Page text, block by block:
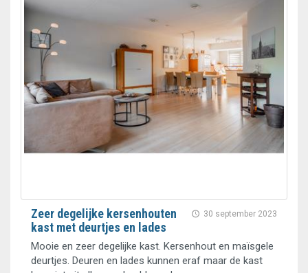
30 september 2023
Zeer degelijke kersenhouten
kast met deurtjes en lades
Mooie en zeer degelijke kast. Kersenhout en maïsgele
deurtjes. Deuren en lades kunnen eraf maar de kast